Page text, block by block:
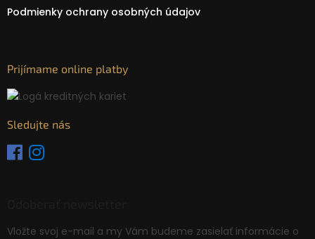
Podmienky ochrany osobných údajov
Prijímame online platby
Sledujte nás
Vložte svoj e-mail a my Vám budeme zasielať informácie o